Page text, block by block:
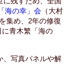
海の幸」会 （大村
集め、2年の修復
に青木繁「海の
写真パネルや解